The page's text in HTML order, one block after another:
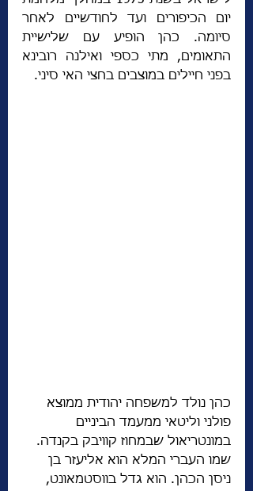
בפני חיילים במוצבים בחצי האי סיני.
כהן נולד למשפחה יהודית ממוצא
פולני וליטאי ממעמד הביניים
במונטריאול שבמחוז קוויבק בקנדה.
שמו העברי המלא הוא אליעזר בן
ניסן הכהן. הוא גדל בווסטמאונט,